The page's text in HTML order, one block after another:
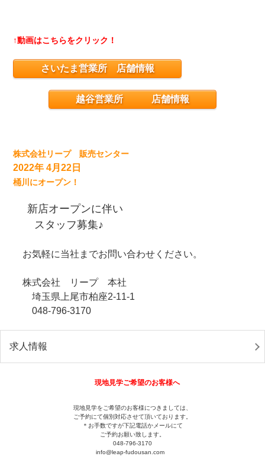
↑動画はこちらをクリック！
さいたま営業所 店舗情報
越谷営業所 店舗情報
株式会社リープ 販売センター
2022年 4月22日
桶川にオープン！
新店オープンに伴い
スタッフ募集♪
お気軽に当社までお問い合わせください。
株式会社 リープ 本社
埼玉県上尾市柏座2-11-1
048-796-3170
求人情報
現地見学ご希望のお客様へ
現地見学をご希望のお客様につきましては、
ご予約にて個別対応させて頂いております。
＊お手数ですが下記電話かメールにて
ご予約お願い致します。
048-796-3170
info@leap-fudousan.com